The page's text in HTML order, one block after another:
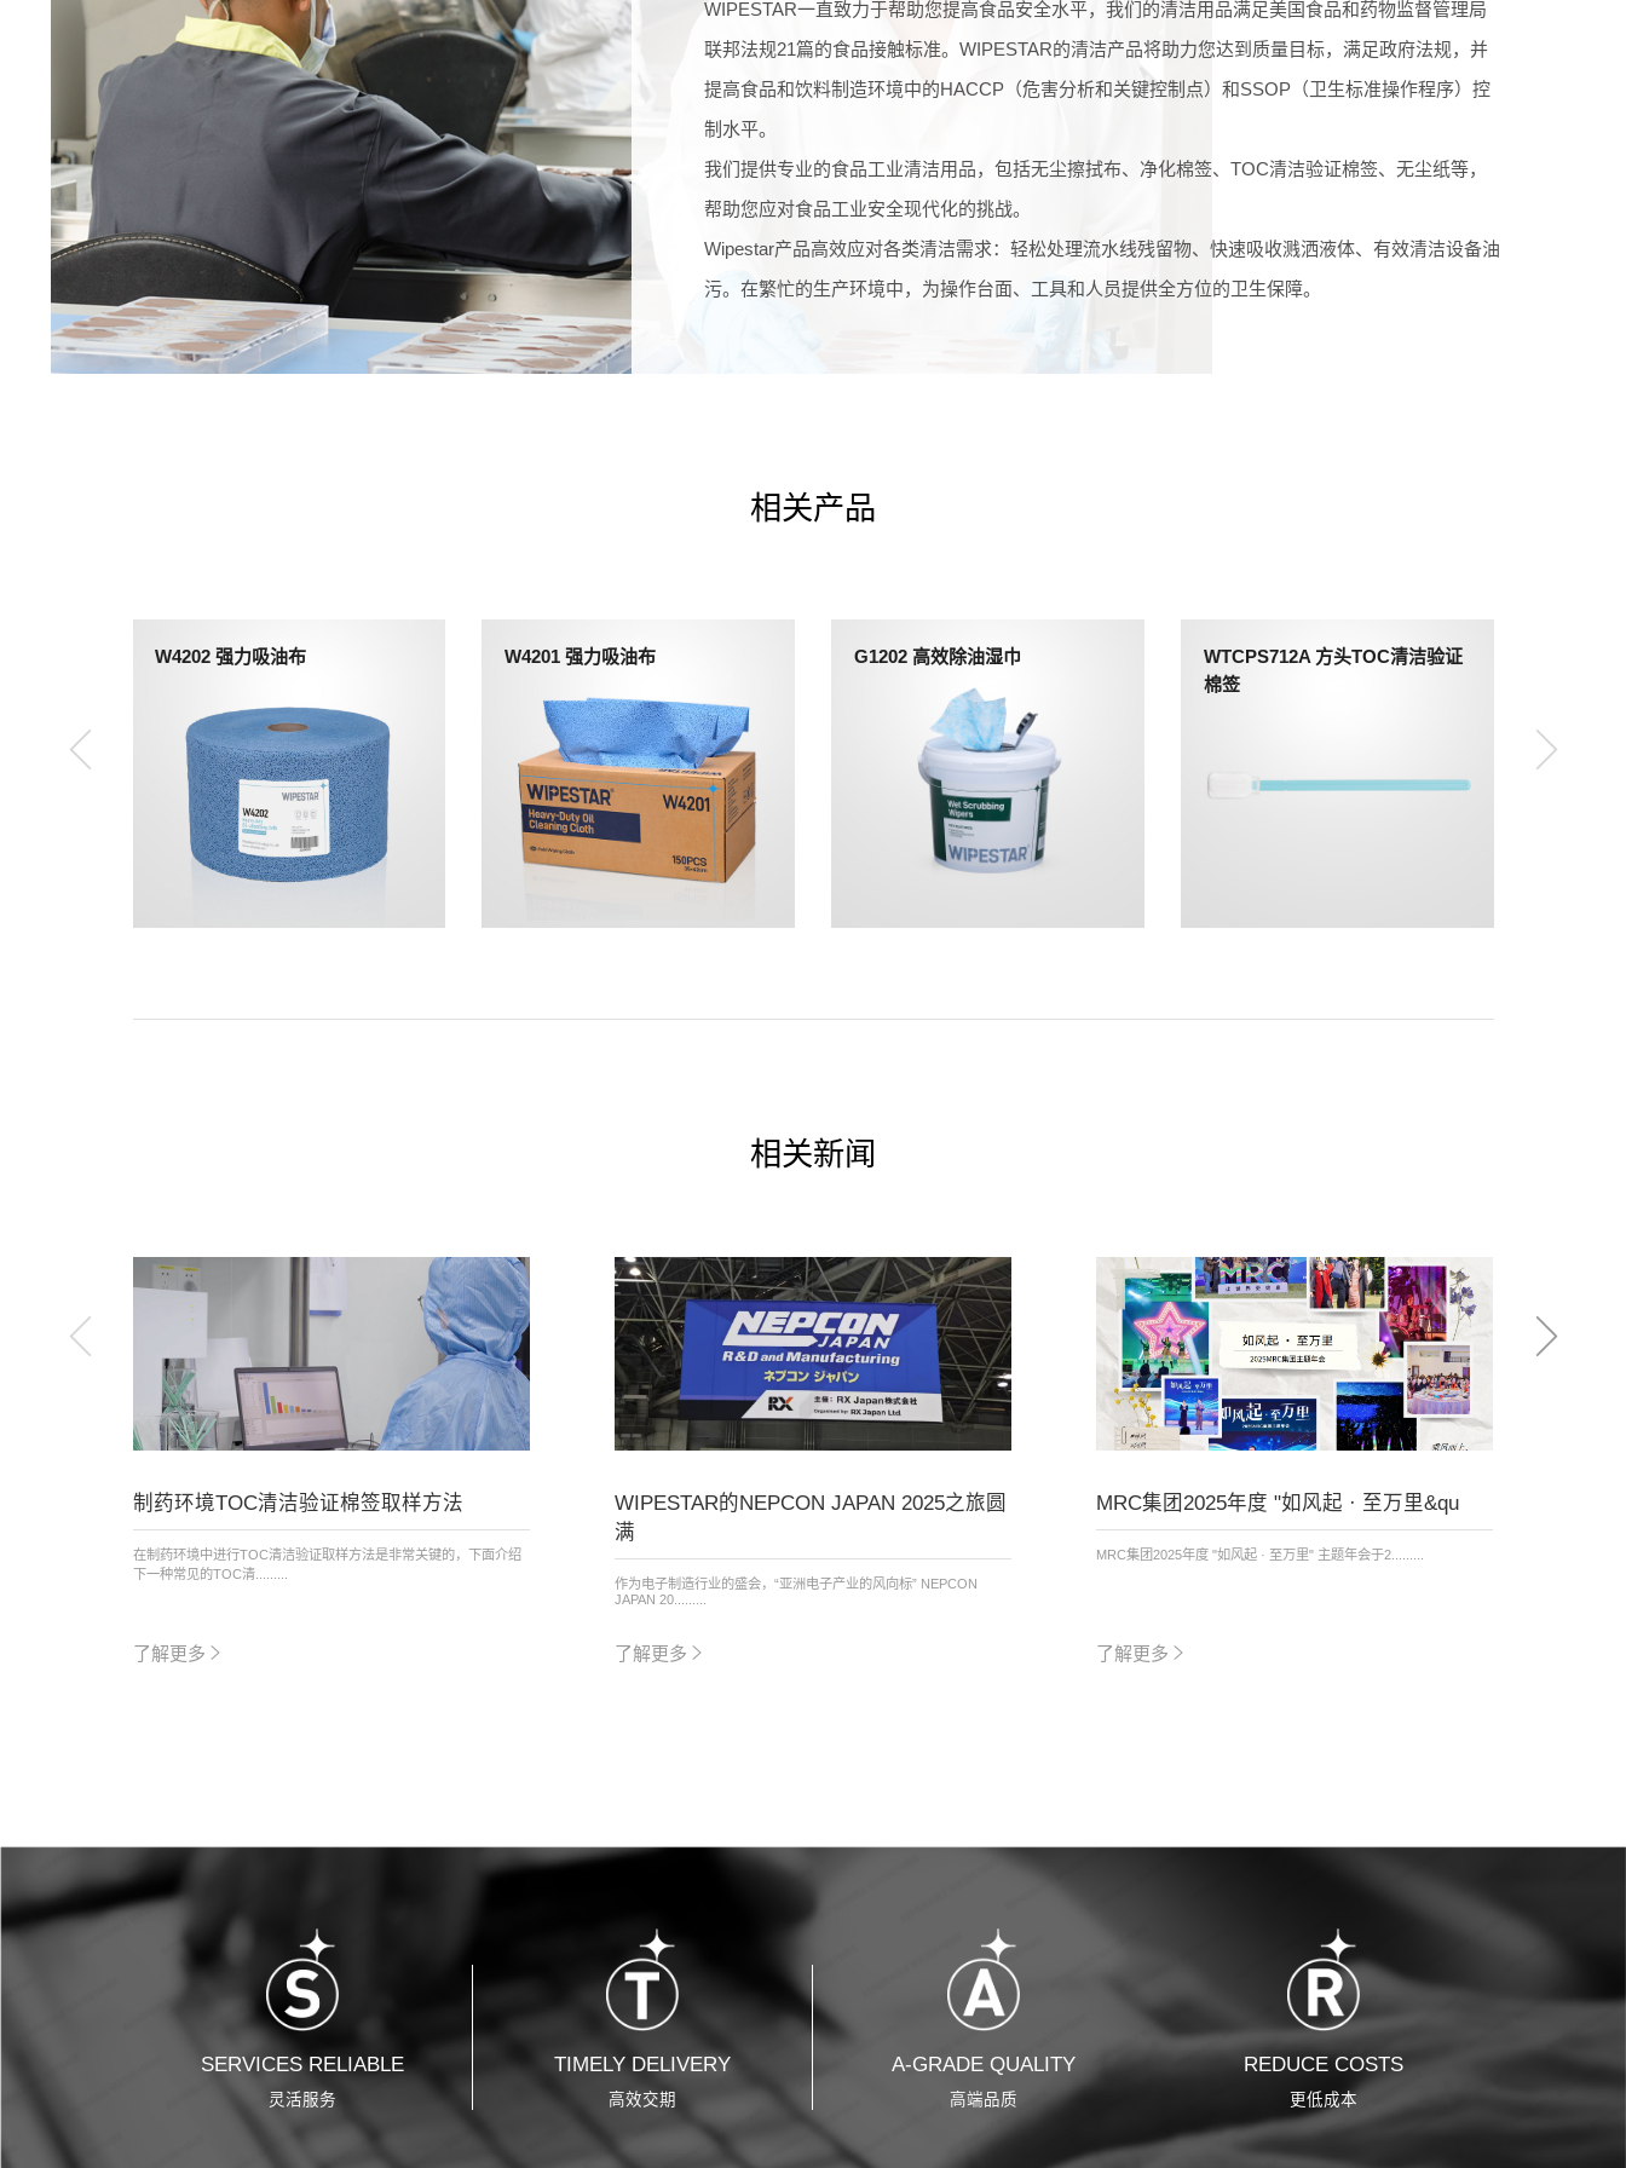
WIPESTAR一直致力于帮助您提高食品安全水平，我们的清洁用品满足美国食品和药物监督管理局
联邦法规21篇的食品接触标准。 WIPESTAR的清洁产品将助力您达到质量目标，满足政府法规，并
提高食品和饮料制造环境中的HACCP（危害分析和关键控制点）和SSOP（卫生标准操作程序）控
制水平。
我们提供专业的食品工业清洁用品，包括无尘擦拭布、净化棉签、TOC清洁验证棉签、无尘纸等，
帮助您应对食品工业安全现代化的挑战。
Wipestar产品高效应对各类清洁需求：轻松处理流水线残留物、快速吸收溅洒液体、有效清洁设备油
污。在繁忙的生产环境中，为操作台面、工具和人员提供全方位的卫生保障。
相关产品
W4202 强力吸油布 W4201 强力吸油布 G1202 高效除油湿巾
WTCPS712A 方头TOC清洁验证
棉签
相关新闻
制药环境TOC清洁验证棉签取样方法
在制药环境中进行TOC清洁验证取样方法是非常关键的，下面介绍
下一种常见的TOC清.........
了解更多
WIPESTAR的NEPCON JAPAN 2025之旅圆
满
作为电子制造行业的盛会，“亚洲电子产业的风向标” NEPCON
JAPAN 20.........
了解更多
MRC集团2025年度 "如风起 · 至万里&qu
MRC集团2025年度 "如风起 · 至万里" 主题年会于2.........
了解更多
SERVICES RELIABLE
灵活服务
TIMELY DELIVERY
高效交期
A-GRADE QUALITY
高端品质
REDUCE COSTS
更低成本